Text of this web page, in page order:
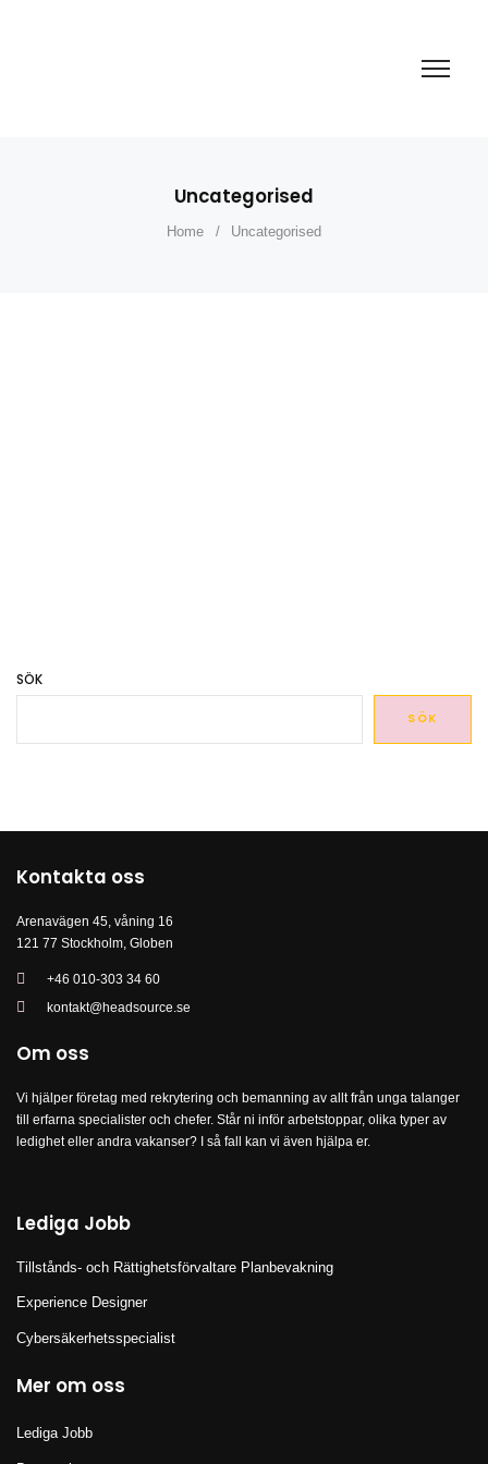
Uncategorised
Home / Uncategorised
SÖK
SÖK
Kontakta oss
Arenavägen 45, våning 16
121 77 Stockholm, Globen
+46 010-303 34 60
kontakt@headsource.se
Om oss
Vi hjälper företag med rekrytering och bemanning av allt från unga talanger
till erfarna specialister och chefer. Står ni inför arbetstoppar, olika typer av
ledighet eller andra vakanser? I så fall kan vi även hjälpa er.
Lediga Jobb
Tillstånds- och Rättighetsförvaltare Planbevakning
Experience Designer
Cybersäkerhetsspecialist
Mer om oss
Lediga Jobb